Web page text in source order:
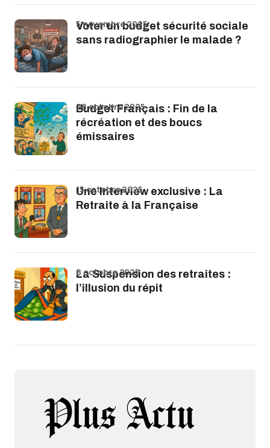
Voter un budget sécurité sociale
sans radiographier le malade ?
5 novembre 2025
Budget Français : Fin de la
récréation et des boucs
émissaires
28 octobre 2025
Une Interview exclusive : La
Retraite à la Française
15 octobre 2025
La Suspension des retraites :
l’illusion du répit
8 octobre 2025